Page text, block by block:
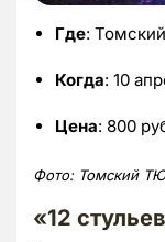
Где:
Когда: 10
Цена: 800
Фото: Томский
«12